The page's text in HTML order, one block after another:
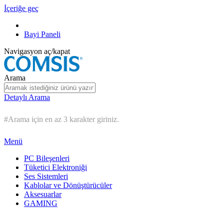
İçeriğe geç
Bayi Paneli
Navigasyon aç/kapat
Arama
Detaylı Arama
#Arama için en az 3 karakter giriniz.
Menü
PC Bileşenleri
Tüketici Elektroniği
Ses Sistemleri
Kablolar ve Dönüştürücüler
Aksesuarlar
GAMING